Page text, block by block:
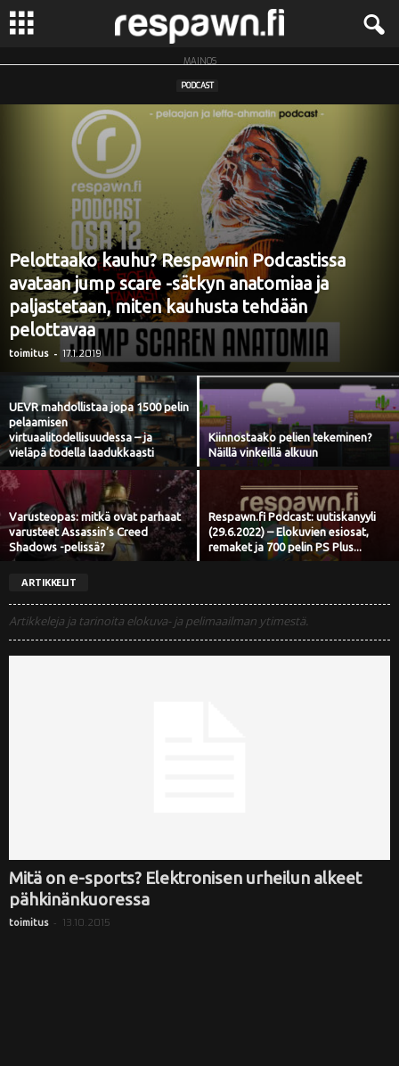
R
e
MAINOS
PODCAST
Pelottaako kauhu? Respawnin Podcastissa
avataan jump scare -sätkyn anatomiaa ja
paljastetaan, miten kauhusta tehdään
pelottavaa
toimitus - 17.1.2019
UEVR mahdollistaa jopa 1500 pelin
pelaamisen
virtuaalitodellisuudessa – ja
vieläpä todella laadukkaasti
Kiinnostaako pelien tekeminen?
Näillä vinkeillä alkuun
Varusteopas: mitkä ovat parhaat
varusteet Assassin’s Creed
Shadows -pelissä?
Respawn.fi Podcast: uutiskanyyli
(29.6.2022) – Elokuvien esiosat,
remaket ja 700 pelin PS Plus...
ARTIKKELIT
Artikkeleja ja tarinoita elokuva- ja pelimaailman ytimestä.
Mitä on e-sports? Elektronisen urheilun alkeet
pähkinänkuoressa
toimitus - 13.10.2015